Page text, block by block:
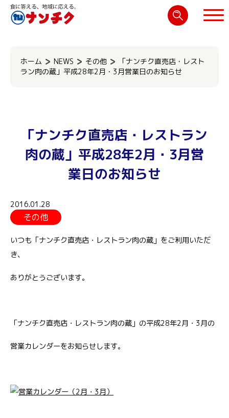
ホーム NEWS その他
「ナンチク直売店・レスト
ラン肉の蔵」平成28年2月・3月営業日のお知らせ
「ナンチク直売店・レストラン
肉の蔵」平成28年2月・3月営
業日のお知らせ
2016.01.28
その他
いつも「ナンチク直売店・レストラン肉の蔵」をご利用いただ
き、
ありがとうございます。
「ナンチク直売店・レストラン肉の蔵」の平成28年2月・3月の
営業カレンダーをお知らせします。